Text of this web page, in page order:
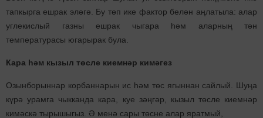
тапкырга ешрак эләгә. Бу төп ике фактор белән аңлатыла: алар
углекислый газны ешрак чыгара һәм аларның тән
температурасы югарырак була.
Кара һәм кызыл төсле киемнәр кимәгез
Озынборыннар корбаннарын ис һәм төс ягыннан сайлый. Шуңа
күрә урамга чыкканда кара, куе зәңгәр, кызыл төсле киемнәр
кимәскә тырышыгыз. Ә менә сары төсне алар яратмый,